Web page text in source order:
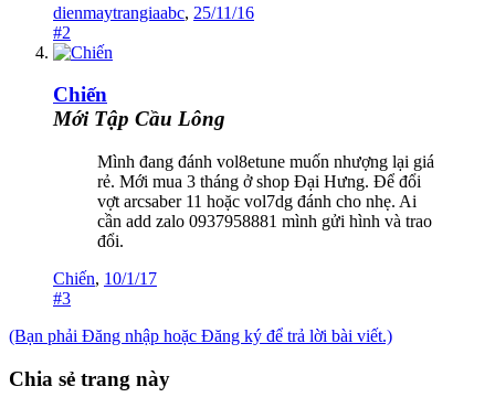
dienmaytrangiaabc, 25/11/16
#2
Chiến
Mới Tập Cầu Lông
Mình đang đánh vol8etune muốn nhượng lại giá
rẻ. Mới mua 3 tháng ở shop Đại Hưng. Để đổi
vợt arcsaber 11 hoặc vol7dg đánh cho nhẹ. Ai
cần add zalo 0937958881 mình gửi hình và trao
đổi.
Chiến, 10/1/17
#3
(Bạn phải Đăng nhập hoặc Đăng ký để trả lời bài viết.)
Chia sẻ trang này